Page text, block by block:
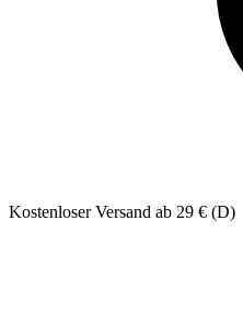
Kostenloser Versand ab 29 € (D)